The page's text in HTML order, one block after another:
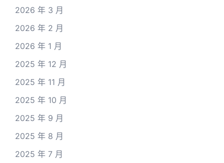
2026 年 3 月
2026 年 2 月
2026 年 1 月
2025 年 12 月
2025 年 11 月
2025 年 10 月
2025 年 9 月
2025 年 8 月
2025 年 7 月